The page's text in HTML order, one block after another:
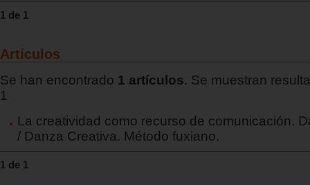
1 de 1
Artículos
Se han encontrado 1 artículos. Se muestran
1
La creatividad como recurso de comunicación.
/ Danza Creativa. Método fuxiano.
1 de 1